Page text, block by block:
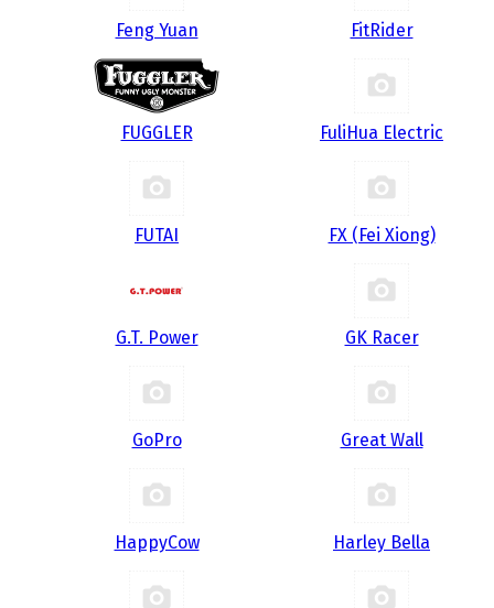
Feng Yuan FitRider
FUGGLER FuliHua Electric
FUTAI FX (Fei Xiong)
G.T. Power GK Racer
GoPro Great Wall
HappyCow Harley Bella